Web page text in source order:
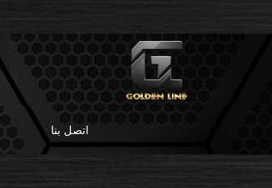
اتصل بنا